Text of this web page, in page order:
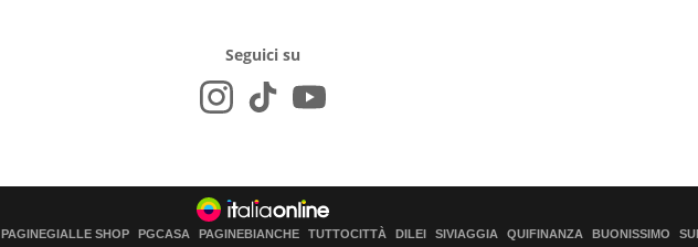
Seguici su
PAGINEGIALLE SHOP PGCASA PAGINEBIANCHE TUTTOCITTÀ DILEI SIVIAGGIA QUIFINANZA BUONISSIMO